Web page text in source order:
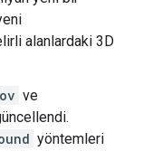
alanlardaki 3D
ve
yöntemleri